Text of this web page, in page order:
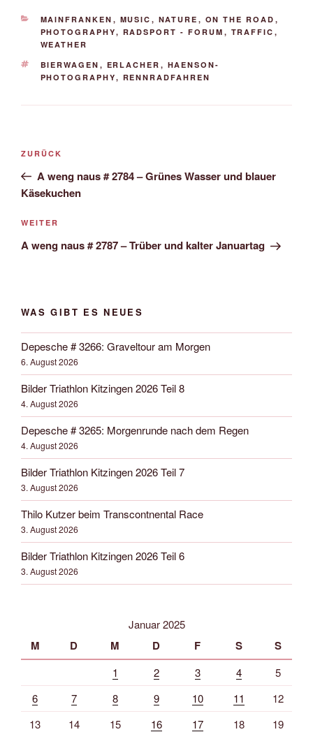
KATEGORIEN
MAINFRANKEN , MUSIC , NATURE , ON THE ROAD ,
PHOTOGRAPHY, RADSPORT - FORUM , TRAFFIC ,
WEATHER
SCHLAGWÖRTER
BIERWAGEN , ERLACHER , HAENSON-
PHOTOGRAPHY, RENNRADFAHREN
Beitrags-
Vorheriger
Beitrag
ZURÜCK
A weng naus # 2784 – Grünes Wasser und blauer
Käsekuchen
Nächster
Beitrag
WEITER
A weng naus # 2787 – Trüber und kalter Januartag
WAS GIBT ES NEUES
Depesche # 3266: Graveltour am Morgen
6. August 2026
Bilder Triathlon Kitzingen 2026 Teil 8
4. August 2026
Depesche # 3265: Morgenrunde nach dem Regen
4. August 2026
Bilder Triathlon Kitzingen 2026 Teil 7
3. August 2026
Thilo Kutzer beim Transcontnental Race
3. August 2026
Bilder Triathlon Kitzingen 2026 Teil 6
3. August 2026
Januar 2025
M D M D F S S
1 2 3 4
5
6
7 8 9 10 11
12
13
14 15 16 17 18
19